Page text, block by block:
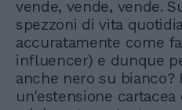
vende, vende, vende.
spezzoni di vita
accuratamente come
influencer) e dunque
anche nero su
un'estensione